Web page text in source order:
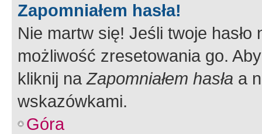
Zapomniałem hasła!
Nie martw się! Jeśli twoje
możliwość zresetowania go.
kliknij naZapomniałem hasła a
wskazówkami.
Góra